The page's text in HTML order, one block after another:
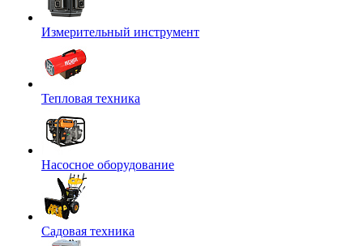
Измерительный инструмент
Тепловая техника
Насосное оборудование
Садовая техника